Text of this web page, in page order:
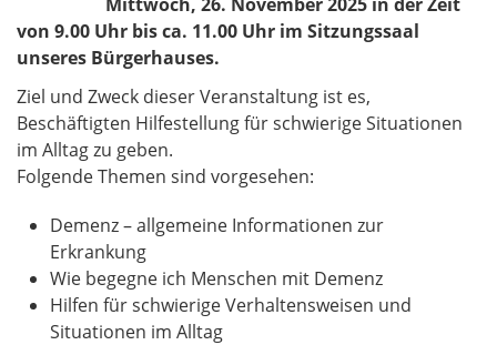
von 9.00 Uhr bis ca. 11.00 Uhr im Sitzungssaal
unseres Bürgerhauses.
Ziel und Zweck dieser Veranstaltung ist es,
Beschäftigten Hilfestellung für schwierige Situationen
im Alltag zu geben.
Folgende Themen sind vorgesehen:
Demenz – allgemeine Informationen zur
Erkrankung
Wie begegne ich Menschen mit Demenz
Hilfen für schwierige Verhaltensweisen und
Situationen im Alltag